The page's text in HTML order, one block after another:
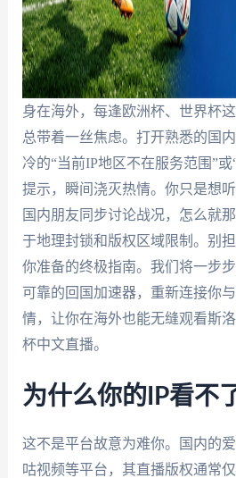
身在海外，每逢欧洲杯、世界杯
总带着一丝焦虑。打开熟悉的国
冷的“当前IP地区不在服务范围”
提示，瞬间浇灭热情。你只是想
国内朋友同步讨论战况，怎么就
于地理封锁和版权区域限制。别
你准备的终极指南。我们将一步
可靠的回国加速器，重新连接你
情，让你在海外也能无缝观看斯
杯中文直播。
为什么你的IP看不
这不是平台故意为难你。国内的
咕视频等平台，其直播版权通常